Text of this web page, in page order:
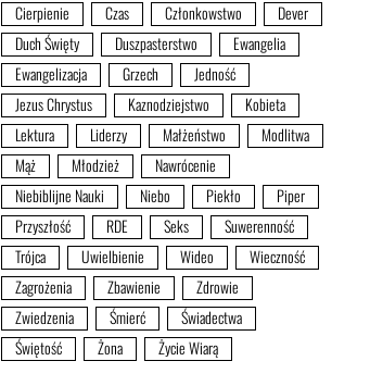
Cierpienie
Czas Członkowstwo
Dever
Duch Święty
Duszpasterstwo
Ewangelia
Ewangelizacja
Grzech
Jedność
Jezus Chrystus
Kaznodziejstwo
Kobieta
Lektura
Liderzy Małżeństwo
Modlitwa
Mąż
Młodzież
Nawrócenie
Niebiblijne Nauki
Niebo Piekło
Piper
Przyszłość
RDE Seks
Suwerenność
Trójca
Uwielbienie Wideo
Wieczność
Zagrożenia
Zbawienie
Zdrowie
Zwiedzenia
Śmierć
Świadectwa
Świętość
Żona Życie Wiarą